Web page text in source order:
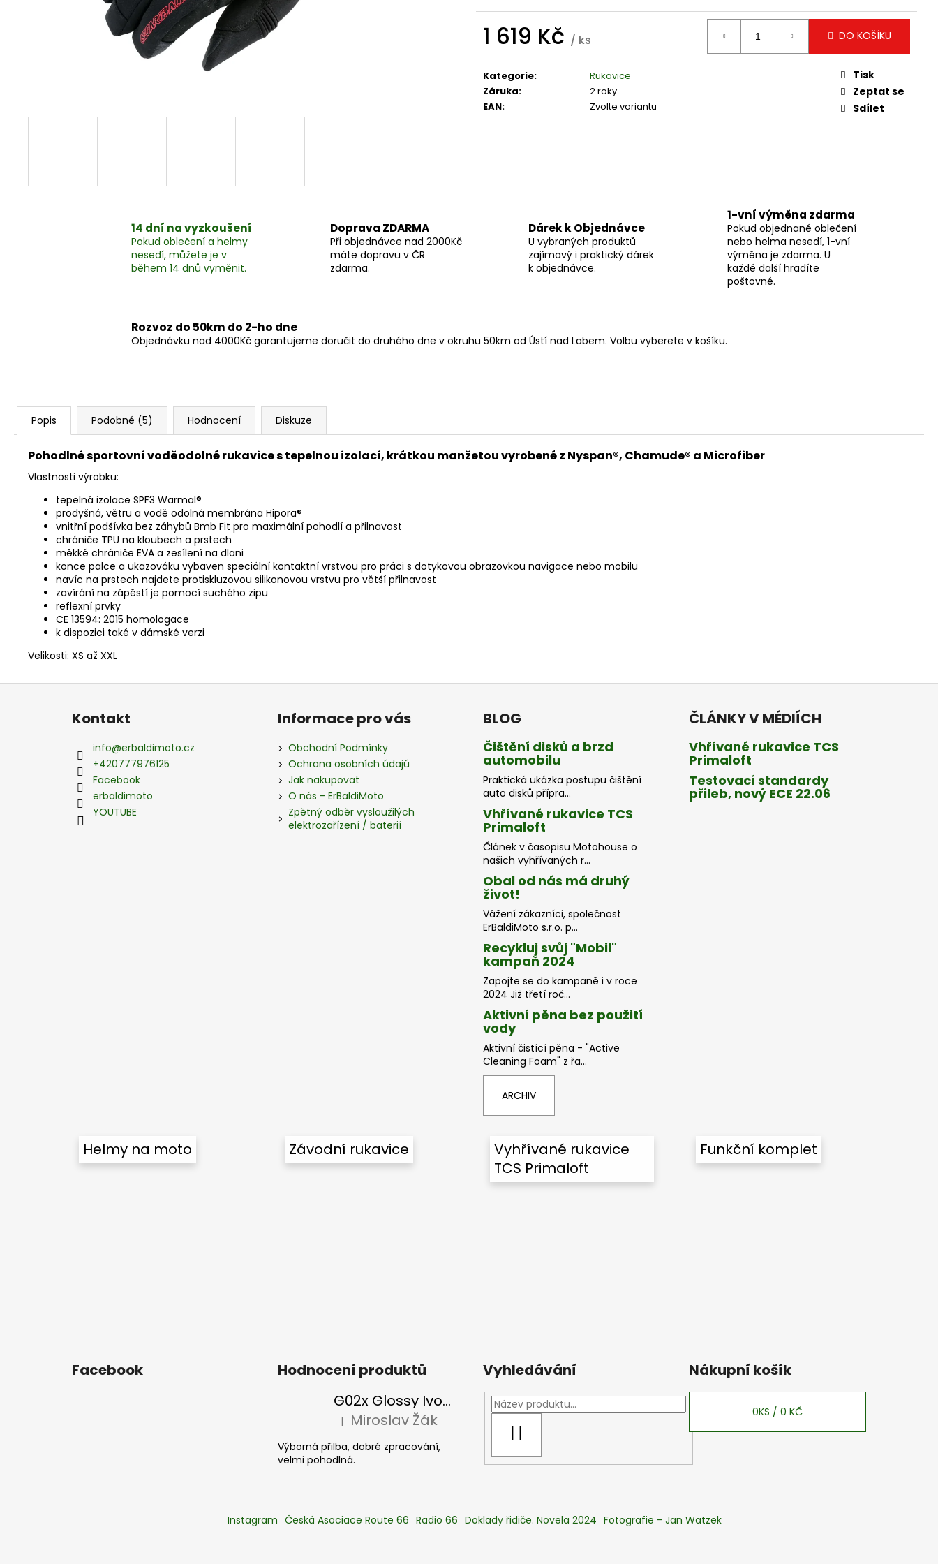
1 619 Kč / ks
cena:
DO KOŠÍKU
Kategorie:
Rukavice
Záruka:
2 roky
EAN: Zvolte variantu
Tisk
Zeptat se
Sdílet
14 dní na vyzkoušení
Pokud oblečení a helmy
nesedí, můžete je v
během 14 dnů vyměnit.
Doprava ZDARMA
Při objednávce nad 2000Kč
máte dopravu v ČR
zdarma.
Dárek k Objednávce
U vybraných produktů
zajímavý i praktický dárek
k objednávce.
1-vní výměna zdarma
Pokud objednané oblečení
nebo helma nesedí, 1-vní
výměna je zdarma. U
každé další hradíte
poštovné.
Rozvoz do 50km do 2-ho dne
Objednávku nad 4000Kč garantujeme doručit do druhého dne v okruhu 50km od Ústí nad Labem. Volbu vyberete v košíku.
Popis Podobné (5) Hodnocení Diskuze
Pohodlné sportovní voděodolné rukavice s tepelnou izolací, krátkou manžetou vyrobené z Nyspan®, Chamude® a Microfiber
Vlastnosti výrobku:
tepelná izolace SPF3 Warmal®
prodyšná, větru a vodě odolná membrána Hipora®
vnitřní podšívka bez záhybů Bmb Fit pro maximální pohodlí a přilnavost
chrániče TPU na kloubech a prstech
měkké chrániče EVA a zesílení na dlani
konce palce a ukazováku vybaven speciální kontaktní vrstvou pro práci s dotykovou obrazovkou navigace nebo mobilu
navíc na prstech najdete protiskluzovou silikonovou vrstvu pro větší přilnavost
zavírání na zápěstí je pomocí suchého zipu
reflexní prvky
CE 13594: 2015 homologace
k dispozici také v dámské verzi
Velikosti: XS až XXL
324 Kč
VODĚ ODOLNÉ
3 450 Kč
Z
Kontakt
info@erbaldimoto.cz
+420777976125
Facebook
erbaldimoto
YOUTUBE
Informace pro vás
Obchodní Podmínky
Ochrana osobních údajú
Jak nakupovat
O nás - ErBaldiMoto
Zpětný odběr vysloužilých
elektrozařízení / baterií
BLOG
Čištění disků a brzd
automobilu
Praktická ukázka postupu čištění
auto disků přípra...
Vhřívané rukavice TCS
Primaloft
Článek v časopisu Motohouse o
našich vyhřívaných r...
Obal od nás má druhý
život!
Vážení zákazníci, společnost
ErBaldiMoto s.r.o. p...
Recykluj svůj "Mobil"
kampaň 2024
Zapojte se do kampaně i v roce
2024 Již třetí roč...
Aktivní pěna bez použití
vody
Aktivní čistící pěna - "Active
Cleaning Foam" z řa...
ARCHIV
ČLÁNKY V MÉDIÍCH
Vhřívané rukavice TCS
Primaloft
Testovací standardy
přileb, nový ECE 22.06
Helmy na moto Závodní rukavice
Vyhřívané rukavice
TCS Primaloft
Funkční komplet
Facebook
Hodnocení produktů
G02x Glossy Ivory - Peak incl, slonová kost
Hodnocení produktu je 5 z 5 hvězdiček.
| Miroslav Žák
Výborná přilba, dobré zpracování,
velmi pohodlná.
Vyhledávání Nákupní košík
0KS / 0 KČ
Instagram Česká Asociace Route 66 Radio 66 Doklady řidiče. Novela 2024 Fotografie - Jan Watzek